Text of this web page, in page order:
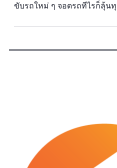
ขับรถใหม่ ๆ จอดรถทีไรก็ลุ้น